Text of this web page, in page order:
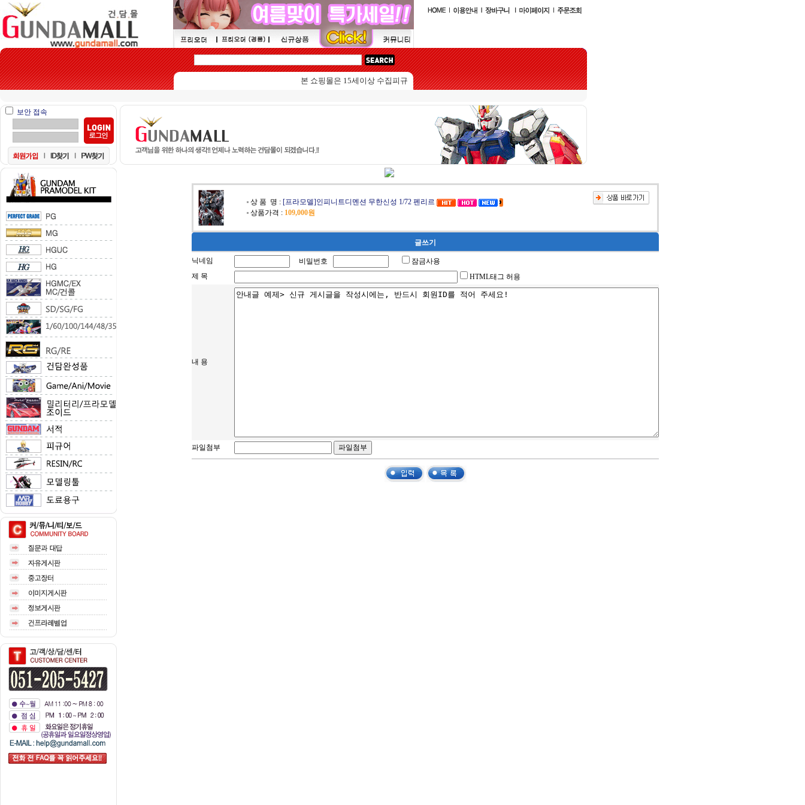
본 쇼핑몰은 15세이상 수집피규어를 판매하는 쇼핑몰입니다.
보안 접속
상 품 명 : [프라모델]인피니트디멘션 무한신성 1/72 펜리르
상품가격 : 109,000원
글쓰기
닉네임 비밀번호
잠금사용
제 목
HTML태그 허용
내 용
파일첨부